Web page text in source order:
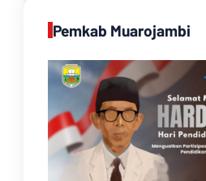
Pemkab Muarojambi